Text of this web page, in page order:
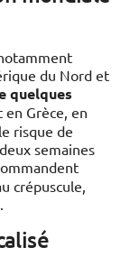
du Nord et
quelques
Grèce, en
risque de
semaines
crépuscule,